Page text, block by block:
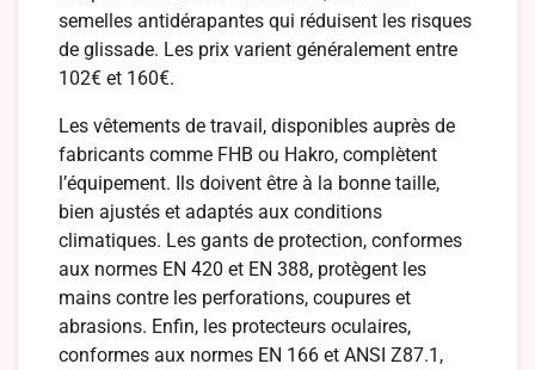
semelles antidérapantes qui réduisent les risques
de glissade. Les prix varient généralement entre
102€ et 160€.
Les vêtements de travail, disponibles auprès de
fabricants comme FHB ou Hakro, complètent
l’équipement. Ils doivent être à la bonne taille,
bien ajustés et adaptés aux conditions
climatiques. Les gants de protection, conformes
aux normes EN 420 et EN 388, protègent les
mains contre les perforations, coupures et
abrasions. Enfin, les protecteurs oculaires,
conformes aux normes EN 166 et ANSI Z87.1,